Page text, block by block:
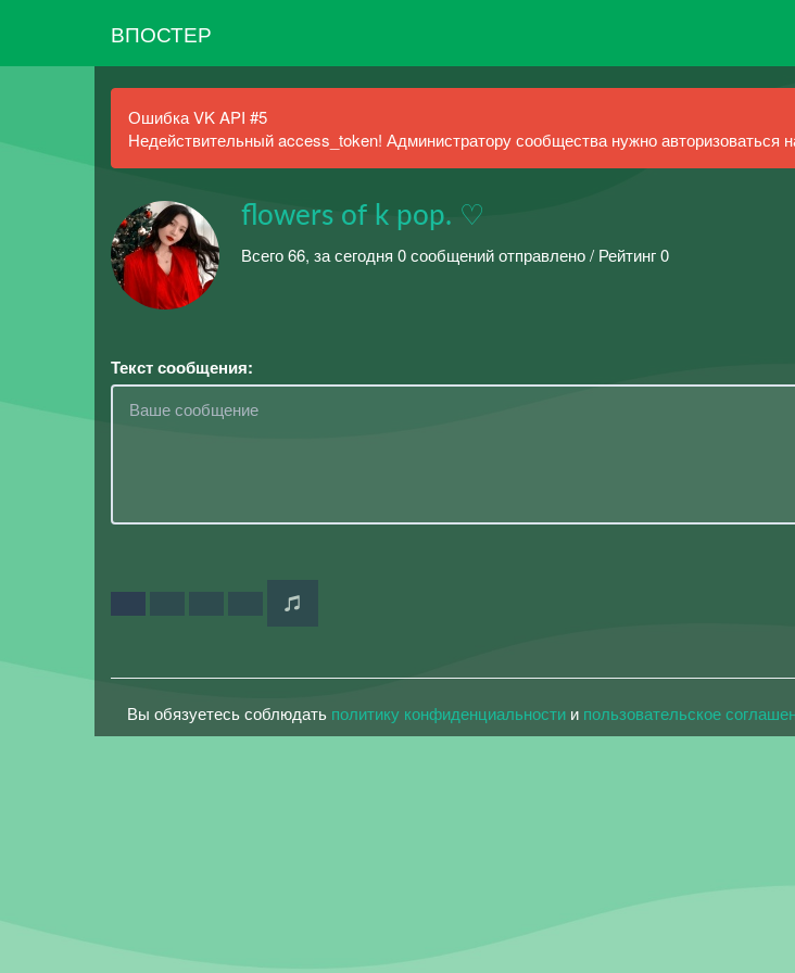
ВПОСТЕР
Ошибка VK API #5
Недействительный access_token! Администратору сообщества нужно авторизоваться
flowers of k pop. ♡
Всего 66, за сегодня 0 сообщений отправлено / Рейтинг 0
Текст сообщения:
Вы обязуетесь соблюдать политику конфиденциальности и пользовательское